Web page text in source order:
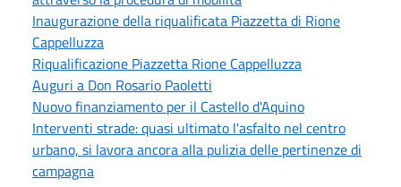
Inaugurazione della riqualificata Piazzetta di Rione
Cappelluzza
Riqualificazione Piazzetta Rione Cappelluzza
Auguri a Don Rosario Paoletti
Nuovo finanziamento per il Castello d'Aquino
Interventi strade: quasi ultimato l'asfalto nel centro
urbano, si lavora ancora alla pulizia delle pertinenze di
campagna